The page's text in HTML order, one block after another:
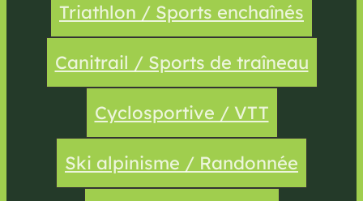
Triathlon / Sports enchaînés
Canitrail / Sports de traîneau
Cyclosportive / VTT
Ski alpinisme / Randonnée